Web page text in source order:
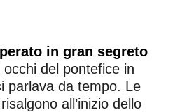
in gran segreto
occhi del pontefice in
parlava da tempo. Le
all’inizio dello